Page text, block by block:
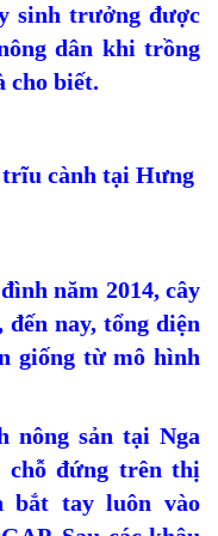
sinh trưởng được
dân khi trồng
cho biết.
trĩu cành tại Hưng
năm 2014, cây
nay, tổng diện
giống từ mô hình
nông sản tại Nga
chỗ đứng trên thị
bắt tay luôn vào